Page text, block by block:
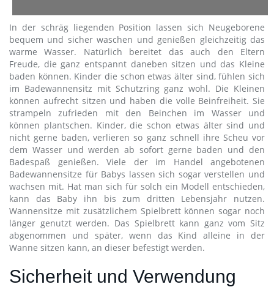
In der schräg liegenden Position lassen sich Neugeborene
bequem und sicher waschen und genießen gleichzeitig das
warme Wasser. Natürlich bereitet das auch den Eltern
Freude, die ganz entspannt daneben sitzen und das Kleine
baden können. Kinder die schon etwas älter sind, fühlen sich
im Badewannensitz mit Schutzring ganz wohl. Die Kleinen
können aufrecht sitzen und haben die volle Beinfreiheit. Sie
strampeln zufrieden mit den Beinchen im Wasser und
können plantschen. Kinder, die schon etwas älter sind und
nicht gerne baden, verlieren so ganz schnell ihre Scheu vor
dem Wasser und werden ab sofort gerne baden und den
Badespaß genießen. Viele der im Handel angebotenen
Badewannensitze für Babys lassen sich sogar verstellen und
wachsen mit. Hat man sich für solch ein Modell entschieden,
kann das Baby ihn bis zum dritten Lebensjahr nutzen.
Wannensitze mit zusätzlichem Spielbrett können sogar noch
länger genutzt werden. Das Spielbrett kann ganz vom Sitz
abgenommen und später, wenn das Kind alleine in der
Wanne sitzen kann, an dieser befestigt werden.
Sicherheit und Verwendung